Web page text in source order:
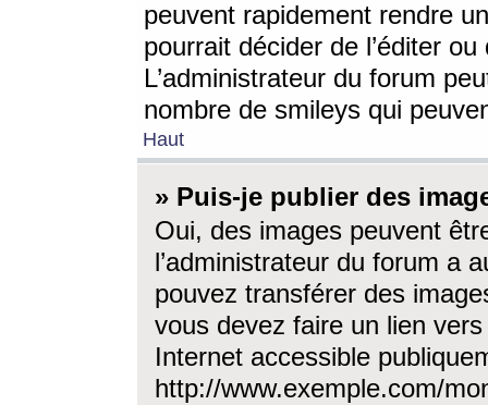
peuvent rapidement rendre
pourrait décider de l’éditer
L’administrateur du forum
nombre de smileys qui
Haut
» Puis-je publier des
Oui, des images peuvent
l’administrateur du forum a
pouvez transférer des
vous devez faire un lien
Internet accessible
http://www.exemple.com/